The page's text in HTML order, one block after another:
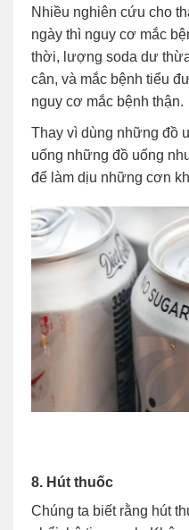
Nhiều nghiên cứu cho
ngày thì nguy cơ mắc
thời, lượng soda dư
cân, và mắc bệnh tiểu
nguy cơ mắc bệnh thận.
Thay vì dùng những đồ
uống những đồ uống
để làm dịu những cơn
8. Hút thuốc
Chúng ta biết rằng hút